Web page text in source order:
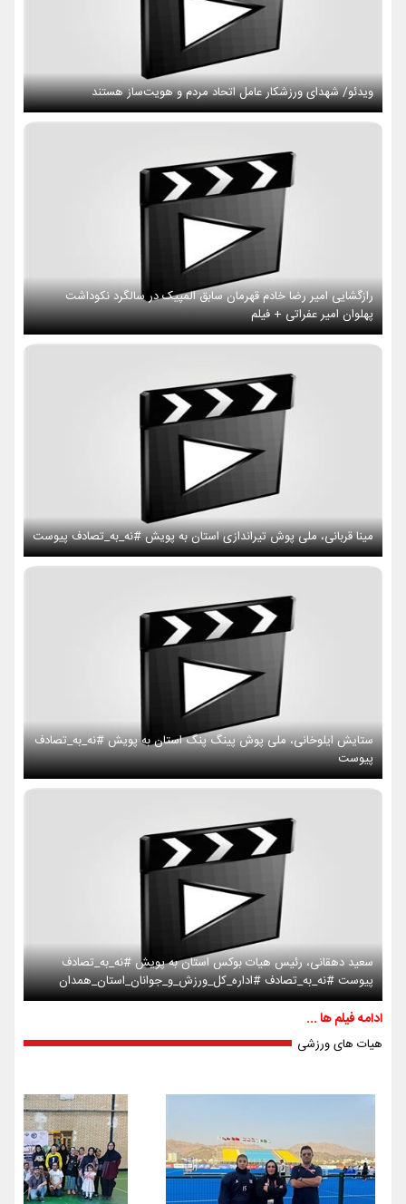
ویدئو/ شهدای ورزشکار عامل اتحاد مردم و هویت‌ساز هستند
رازگشایی امیر رضا خادم قهرمان سابق المپیک در سالگرد نکوداشت
پهلوان امیر عفراتی + فیلم
مینا قربانی، ملی پوش تیراندازی استان به پویش #نه_به_تصادف پیوست
ستایش ایلوخانی، ملی پوش پینگ پنگ استان به پویش #نه_به_تصادف
پیوست
سعید دهقانی، رئیس هیات بوکس استان به پویش #نه_به_تصادف
پیوست #نه_به_تصادف #اداره_کل_ورزش_و_جوانان_استان_همدان
ادامه فیلم ها ...
هیات های ورزشی